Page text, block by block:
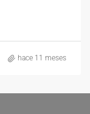
hace 11 meses